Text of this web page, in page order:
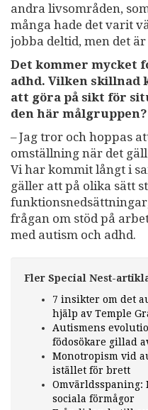
andra livsområden,
många hade det varit
jobba deltid, men det
Det kommer mycket
adhd. Vilken skillnad
att göra på sikt för
den här målgruppen?
– Jag tror och hoppas
omställning när det
Vi har kommit långt i
gäller att på olika sätt
frågan om stöd på
med autism och adhd.
Fler Special Nest-
7 insikter om det
hjälp av Temple
Autismens
födosökare gillad
Monotropism vid
istället för brett
Omvärldsspaning:
sociala förmågor